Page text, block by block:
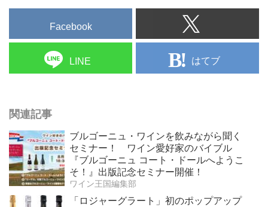
Facebook
LINE はてブ
関連記事
ブルゴーニュ・ワインを飲みながら聞く
セミナー！ ワイン愛好家のバイブル
『ブルゴーニュ コート・ドールへようこ
そ！』出版記念セミナー開催！
ワイン王国編集部
「ロジャーグラート」初のポップアップ